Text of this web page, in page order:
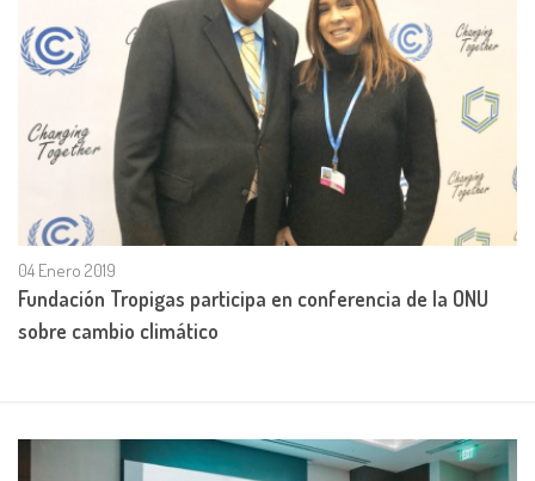
04 Enero 2019
Fundación Tropigas participa en conferencia de la ONU
sobre cambio climático